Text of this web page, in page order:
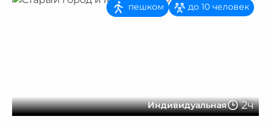
Индивидуальная 2ч
пешком до 10 человек